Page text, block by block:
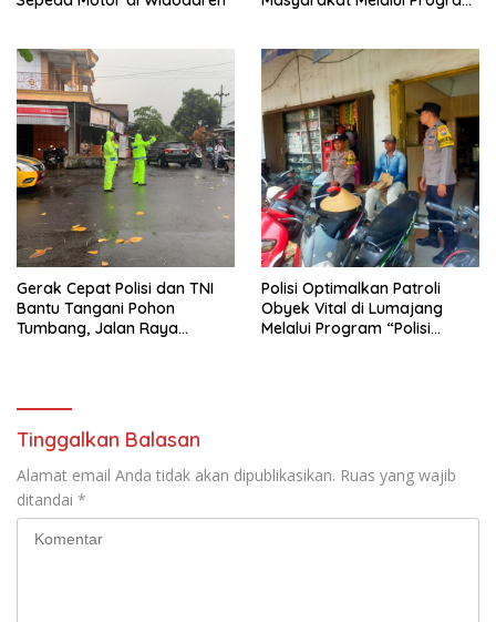
Gerak Cepat Polisi dan TNI
Bantu Tangani Pohon
Tumbang, Jalan Raya
Polisi Optimalkan Patroli
Obyek Vital di Lumajang
Melalui Program “Polisi
Tinggalkan Balasan
Alamat email Anda tidak akan dipublikasikan. Ruas yang wajib
ditandai *